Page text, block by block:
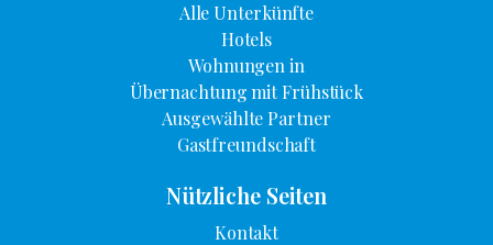
Alle Unterkünfte
Hotels
Wohnungen in
Übernachtung mit Frühstück
Ausgewählte Partner
Gastfreundschaft
Nützliche Seiten
Kontakt